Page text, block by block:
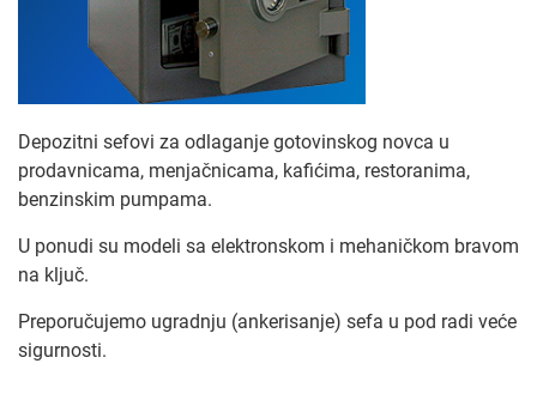
Depozitni sefovi za odlaganje gotovinskog novca u
prodavnicama, menjačnicama, kafićima, restoranima,
benzinskim pumpama.
U ponudi su modeli sa elektronskom i mehaničkom bravom
na ključ.
Preporučujemo ugradnju (ankerisanje) sefa u pod radi veće
sigurnosti.